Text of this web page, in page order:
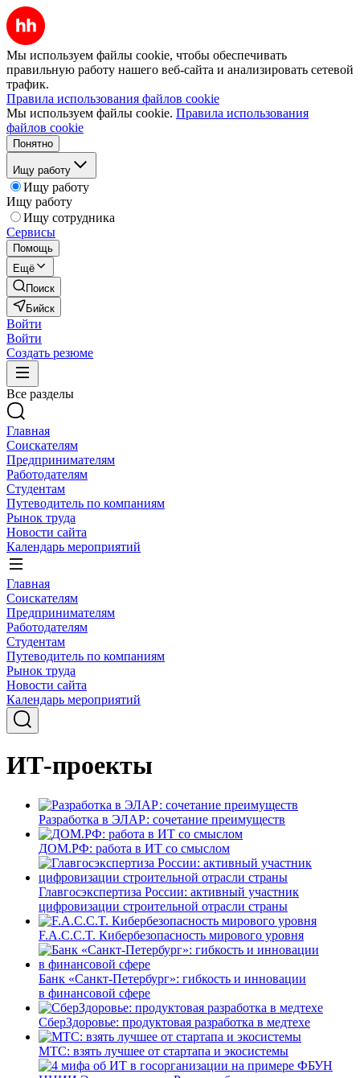
Мы используем файлы cookie, чтобы обеспечивать
правильную работу нашего веб-сайта и анализировать сетевой
трафик.
Правила использования файлов cookie
Мы используем файлы cookie. Правила использования
файлов cookie
Понятно
Ищу работу
Ищу работу
Ищу работу
Ищу сотрудника
Сервисы
Помощь
Ещё
Поиск
Бийск
Войти
Войти
Создать резюме
Все разделы
Главная
Соискателям
Предпринимателям
Работодателям
Студентам
Путеводитель по компаниям
Рынок труда
Новости сайта
Календарь мероприятий
Главная
Соискателям
Предпринимателям
Работодателям
Студентам
Путеводитель по компаниям
Рынок труда
Новости сайта
Календарь мероприятий
ИТ-проекты
Разработка в ЭЛАР: сочетание преимуществ
ДОМ.РФ: работа в ИТ со смыслом
Главгосэкспертиза России: активный участник
цифровизации строительной отрасли страны
F.A.C.C.T. Кибербезопасность мирового уровня
Банк «Санкт-Петербург»: гибкость и инновации
в финансовой сфере
СберЗдоровье: продуктовая разработка в медтехе
МТС: взять лучшее от стартапа и экосистемы